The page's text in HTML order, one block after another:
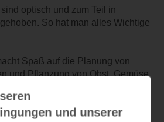
optisch und zum Teil in
So hat man alles Wichtige
Spaß auf die Planung von
und Pflanzung von Obst, Gemüse
leicht gemacht und für
Gerne möchte ich alle Tipps
Ernte ausprobieren und
und unserer